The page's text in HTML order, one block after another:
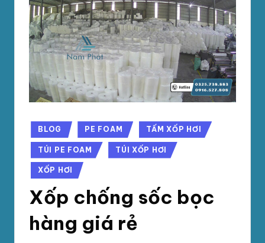
Nam
Phát
chuyên
xuất
phân
phối
foam,
Posted
in
BLOG PE FOAM TẤM XỐP HƠI
TÚI PE FOAM TÚI XỐP HƠI
XỐP HƠI
Xốp chống sốc bọc
hàng giá rẻ